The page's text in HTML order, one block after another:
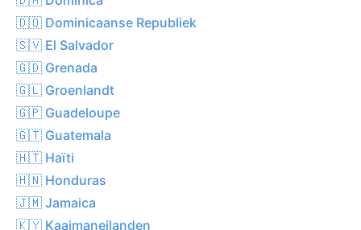
🇩🇴 Dominicaanse Republiek
🇸🇻 El Salvador
🇬🇩 Grenada
🇬🇱 Groenlandt
🇬🇵 Guadeloupe
🇬🇹 Guatemala
🇭🇹 Haïti
🇭🇳 Honduras
🇯🇲 Jamaica
🇰🇾 Kaaimaneilanden